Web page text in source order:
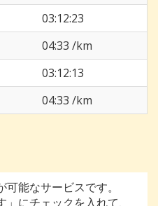
03:12:23
04:33 /km
03:12:13
04:33 /km
能なサービスです。
にチェックを入れて、